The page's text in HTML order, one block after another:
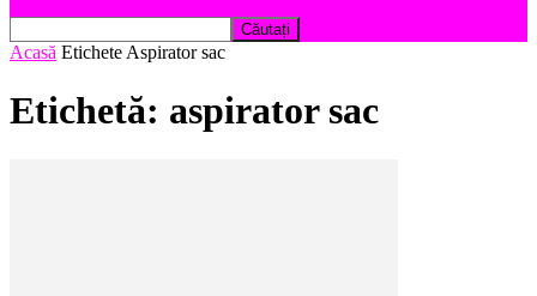
Acasă Etichete Aspirator sac
Etichetă: aspirator sac